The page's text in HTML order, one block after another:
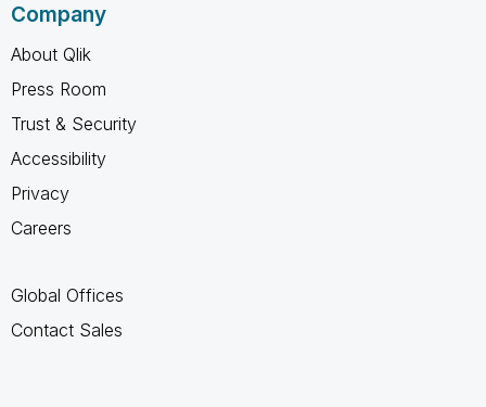
Company
About Qlik
Press Room
Trust & Security
Accessibility
Privacy
Careers
Global Offices
Contact Sales